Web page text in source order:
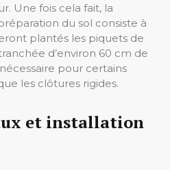
Une fois cela fait, la
du sol consiste à
plantés les piquets de
d’environ 60 cm de
pour certains
les clôtures rigides.
et installation